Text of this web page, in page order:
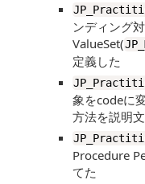
ンディング
ValueSet(
定義した
象をcodeに
方法を説明
Procedure
てた